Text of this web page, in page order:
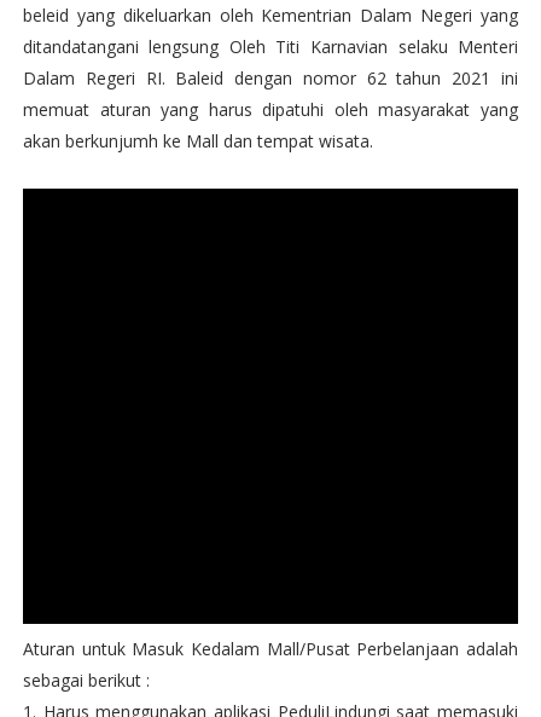
beleid yang dikeluarkan oleh Kementrian Dalam Negeri yang
ditandatangani lengsung Oleh Titi Karnavian selaku Menteri
Dalam Regeri RI. Baleid dengan nomor 62 tahun 2021 ini
memuat aturan yang harus dipatuhi oleh masyarakat yang
akan berkunjumh ke Mall dan tempat wisata.
Aturan untuk Masuk Kedalam Mall/Pusat Perbelanjaan adalah
sebagai berikut :
1. Harus menggunakan aplikasi PeduliLindungi saat memasuki